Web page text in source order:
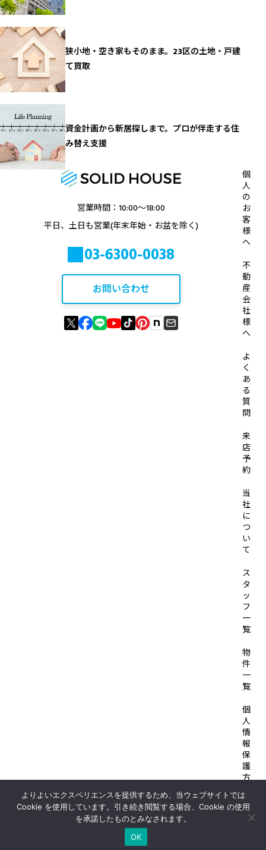
狭小地・空き家もそのまま。23区の土地・戸建
て買取
資金計画から新居探しまで。プロが伴走する住
み替え支援
営業時間：10:00〜18:00
平日、土日も営業(年末年始・お盆を除く)
03-6300-0038
お問い合わせ
個
人
の
お
客
様
へ
不
動
産
会
社
様
へ
よ
く
あ
る
質
問
来
店
予
約
当
社
に
つ
い
て
ス
タ
ッ
フ
一
覧
物
件
一
覧
個
人
情
報
保
護
方
© 2026 SOLID HOUSE
よりよいエクスペリエンスを提供するため、当ウェブサイトでは
Cookie を使用しています。引き続き閲覧する場合、Cookie の使用
を承諾したものとみなされます。
OK